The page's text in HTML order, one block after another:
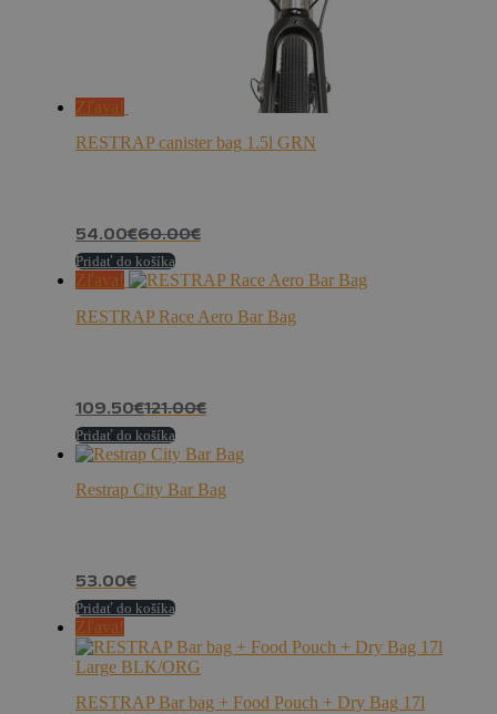
Zľava!
RESTRAP canister bag 1.5l GRN
54.00€60.00€
Pridať do košíka
Zľava!
RESTRAP Race Aero Bar Bag
109.50€121.00€
Pridať do košíka
Restrap City Bar Bag
53.00€
Pridať do košíka
Zľava!
RESTRAP Bar bag + Food Pouch + Dry Bag 17l